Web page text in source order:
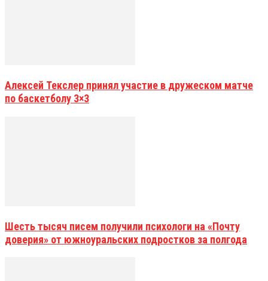
Алексей Текслер принял участие в дружеском матче
по баскетболу 3×3
Шесть тысяч писем получили психологи на «Почту
доверия» от южноуральских подростков за полгода